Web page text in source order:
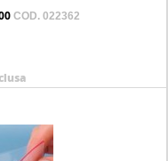
COD. 022362